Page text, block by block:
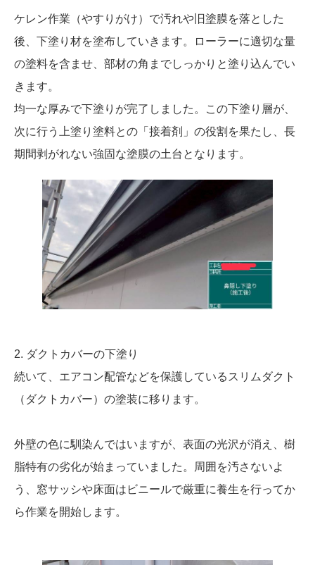
ケレン作業（やすりがけ）で汚れや旧塗膜を落とした
後、下塗り材を塗布していきます。ローラーに適切な量
の塗料を含ませ、部材の角までしっかりと塗り込んでい
きます。
均一な厚みで下塗りが完了しました。この下塗り層が、
次に行う上塗り塗料との「接着剤」の役割を果たし、長
期間剥がれない強固な塗膜の土台となります。
​2. ダクトカバーの下塗り
​続いて、エアコン配管などを保護しているスリムダクト
（ダクトカバー）の塗装に移ります。
外壁の色に馴染んではいますが、表面の光沢が消え、樹
脂特有の劣化が始まっていました。周囲を汚さないよ
う、窓サッシや床面はビニールで厳重に養生を行ってか
ら作業を開始します。